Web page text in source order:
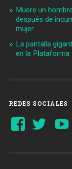
Muere un
después de
mujer
La pantalla
en la Plataforma
REDES SOCIALES
Ver
perfil
Ver
perfil